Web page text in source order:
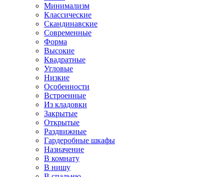
Минимализм
Классические
Скандинавские
Современные
Форма
Высокие
Квадратные
Угловые
Низкие
Особенности
Встроенные
Из кладовки
Закрытые
Открытые
Раздвижные
Гардеробные шкафы
Назначение
В комнату
В нишу